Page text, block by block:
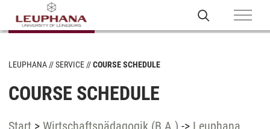
LEUPHANA SERVICE COURSE SCHEDULE
COURSE SCHEDULE
Start > Wirtschaftspädagogik (B.A.) -> Leuphana